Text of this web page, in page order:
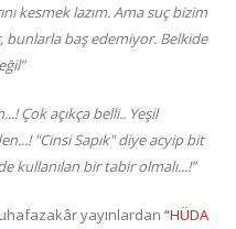
kesmek lazım. Ama suç bizim
baş edemiyor. Belkide
Çok açıkça belli.. Yeşil
"Cinsi Sapık" diye acyip bit
kullanılan bir tabir olmalı...!”
yayınlardan “HÜDA